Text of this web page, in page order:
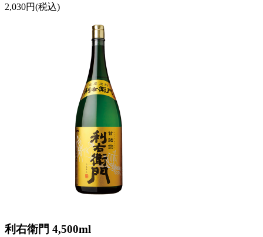
2,030円(税込)
利右衛門 4,500ml